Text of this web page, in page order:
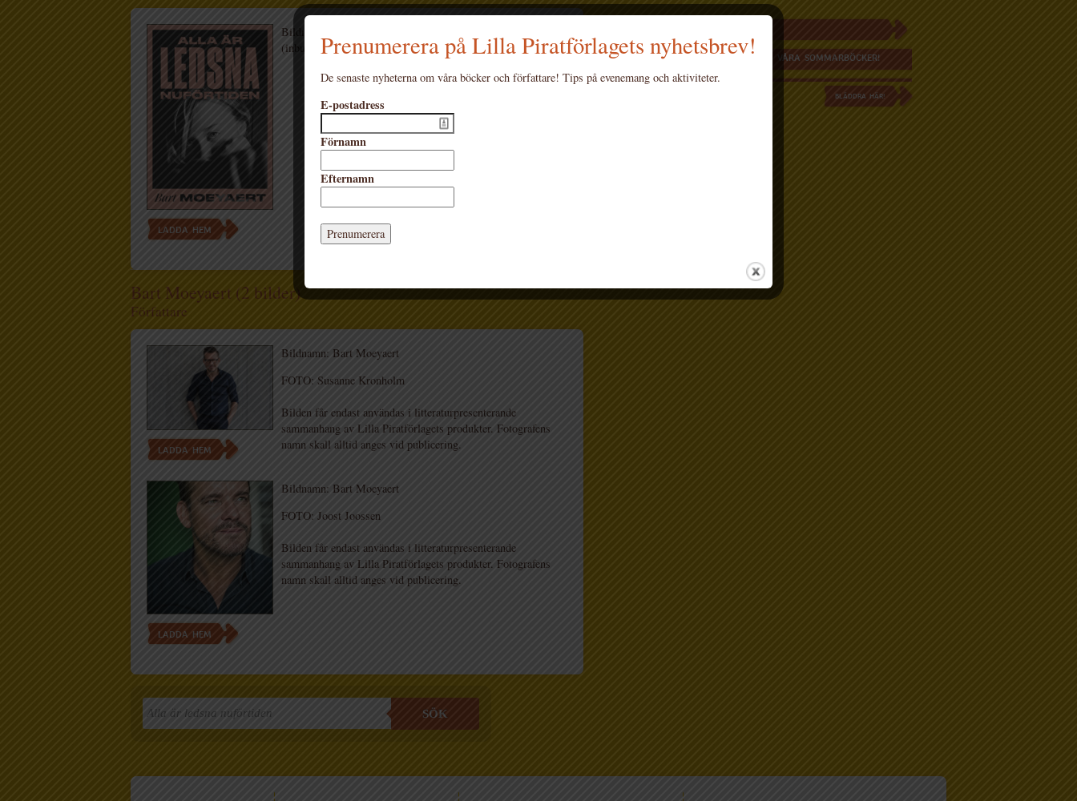
LADDA HEM
Bildnamn: Bart Moeyaert - Alla är ledsna nuförtiden
(inbunden 2019)
Bart Moeyaert (2 bilder)
Författare
LADDA HEM
Bildnamn: Bart Moeyaert
FOTO: Susanne Kronholm
Bilden får endast användas i litteraturpresenterande
sammanhang av Lilla Piratförlagets produkter. Fotografens
namn skall alltid anges vid publicering.
LADDA HEM
Bildnamn: Bart Moeyaert
FOTO: Joost Joossen
Bilden får endast användas i litteraturpresenterande
sammanhang av Lilla Piratförlagets produkter. Fotografens
namn skall alltid anges vid publicering.
SÖK
OCH HÄR FINNS VÅRA SOMMARBÖCKER!
BLÄDDRA HÄR!
Prenumerera på Lilla Piratförlagets nyhetsbrev!
De senaste nyheterna om våra böcker och författare! Tips på evenemang och aktiviteter.
E-postadress
Förnamn
Efternamn